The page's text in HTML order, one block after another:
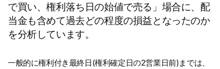
で買い、権利落ち日の始値で売る」場合に、配
当金も含めて過去どの程度の損益となったのか
を分析しています。
一般的に権利付き最終日(権利確定日の2営業日前)までは、